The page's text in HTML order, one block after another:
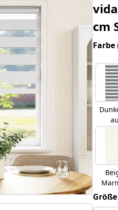
cm
Farbe
au
Größe